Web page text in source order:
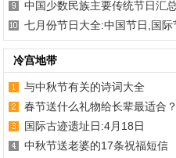
中国少数民族主要传统节日汇
七月份节日大全:中国节日,国际
冷宫地带
与中秋节有关的诗词大全
春节送什么礼物给长辈最适合？
国际古迹遗址日:4月18日
中秋节送老婆的17条祝福短信